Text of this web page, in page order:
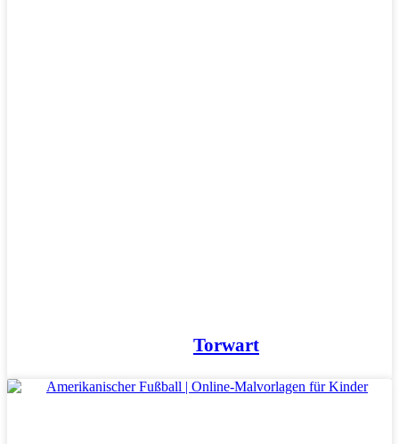
Valentinstag und Liebe
Torwart